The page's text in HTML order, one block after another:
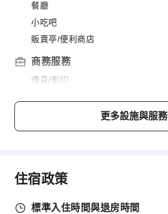
餐廳
小吃吧
販賣亭/便利商店
商務服務
傳真/影印
兒童設施
租車服務
清潔服務
更多設施與服務
住宿政策
標準入住時間與退房時間